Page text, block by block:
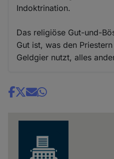
Indoktrination.
Das religiöse Gut-und-
Gut ist, was den
Geldgier nutzt, alles
Share